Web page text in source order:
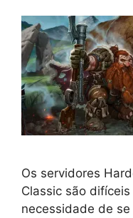
Os servidores
Classic são
necessidade de